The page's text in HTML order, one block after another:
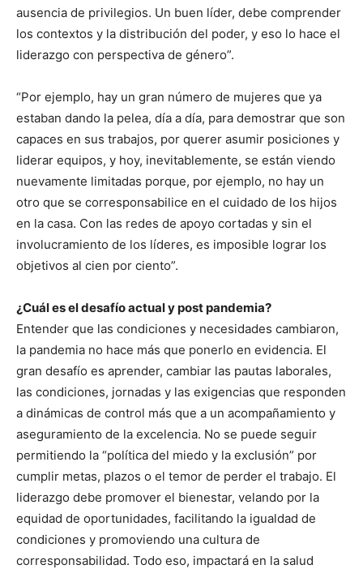
ausencia de privilegios. Un buen líder, debe comprender
los contextos y la distribución del poder, y eso lo hace el
liderazgo con perspectiva de género”.
“Por ejemplo, hay un gran número de mujeres que ya
estaban dando la pelea, día a día, para demostrar que son
capaces en sus trabajos, por querer asumir posiciones y
liderar equipos, y hoy, inevitablemente, se están viendo
nuevamente limitadas porque, por ejemplo, no hay un
otro que se corresponsabilice en el cuidado de los hijos
en la casa. Con las redes de apoyo cortadas y sin el
involucramiento de los líderes, es imposible lograr los
objetivos al cien por ciento”.
¿Cuál es el desafío actual y post pandemia?
Entender que las condiciones y necesidades cambiaron,
la pandemia no hace más que ponerlo en evidencia. El
gran desafío es aprender, cambiar las pautas laborales,
las condiciones, jornadas y las exigencias que responden
a dinámicas de control más que a un acompañamiento y
aseguramiento de la excelencia. No se puede seguir
permitiendo la “política del miedo y la exclusión” por
cumplir metas, plazos o el temor de perder el trabajo. El
liderazgo debe promover el bienestar, velando por la
equidad de oportunidades, facilitando la igualdad de
condiciones y promoviendo una cultura de
corresponsabilidad. Todo eso, impactará en la salud